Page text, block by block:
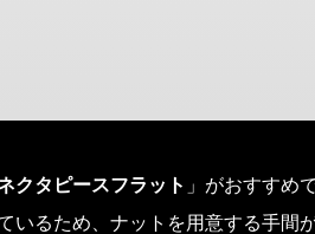
クタピースフラット 」がおすすめ
いるため、ナットを用意する手間